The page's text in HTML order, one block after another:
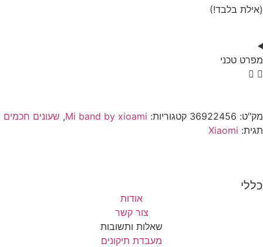
(אילת בלבד!)
מפרט טכני
מק"ט: 36922456 קטגוריות: Mi band by xioami
, שעונים חכמים
תגית: Xiaomi
כללי
אודות
צור קשר
שאלות ותשובות
מעבדת תיקונים